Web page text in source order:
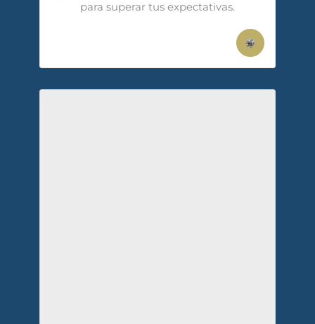
para superar tus expectativas.